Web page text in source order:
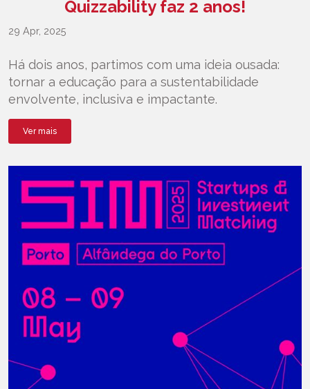
Quizzability faz 2 anos!
29 Apr, 2025
Há dois anos, partimos com uma ideia ousada:
tornar a educação para a sustentabilidade
envolvente, inclusiva e impactante.
Ver mais